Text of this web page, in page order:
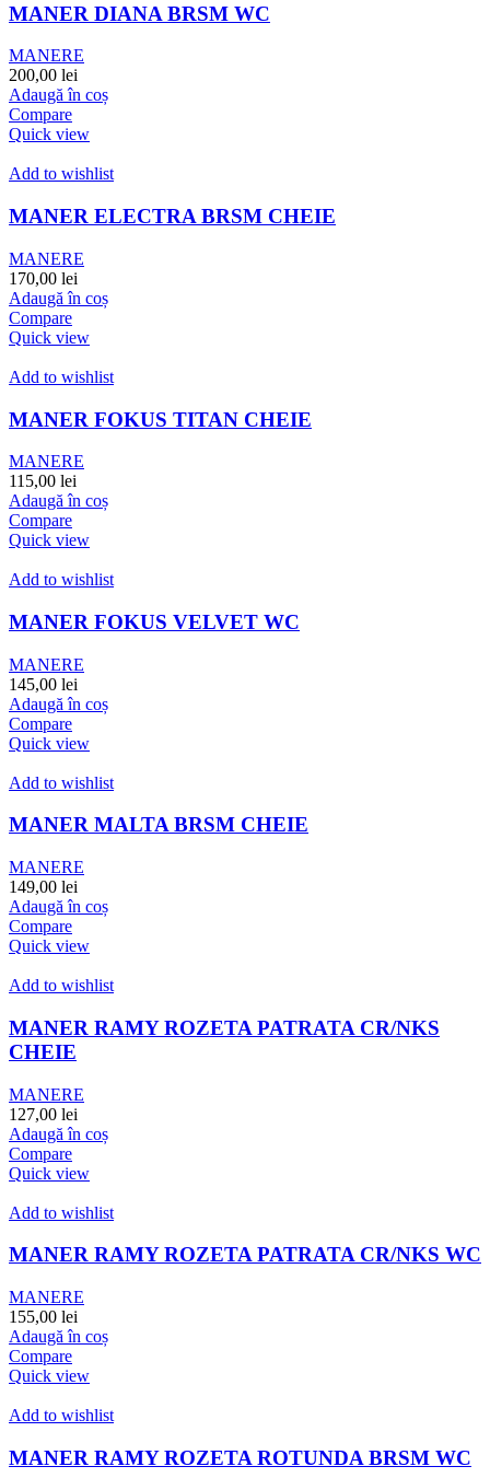
MANER DIANA BRSM WC
MANERE
200,00 lei
Adaugă în coș
Compare
Quick view
Add to wishlist
MANER ELECTRA BRSM CHEIE
MANERE
170,00 lei
Adaugă în coș
Compare
Quick view
Add to wishlist
MANER FOKUS TITAN CHEIE
MANERE
115,00 lei
Adaugă în coș
Compare
Quick view
Add to wishlist
MANER FOKUS VELVET WC
MANERE
145,00 lei
Adaugă în coș
Compare
Quick view
Add to wishlist
MANER MALTA BRSM CHEIE
MANERE
149,00 lei
Adaugă în coș
Compare
Quick view
Add to wishlist
MANER RAMY ROZETA PATRATA CR/NKS
CHEIE
MANERE
127,00 lei
Adaugă în coș
Compare
Quick view
Add to wishlist
MANER RAMY ROZETA PATRATA CR/NKS WC
MANERE
155,00 lei
Adaugă în coș
Compare
Quick view
Add to wishlist
MANER RAMY ROZETA ROTUNDA BRSM WC